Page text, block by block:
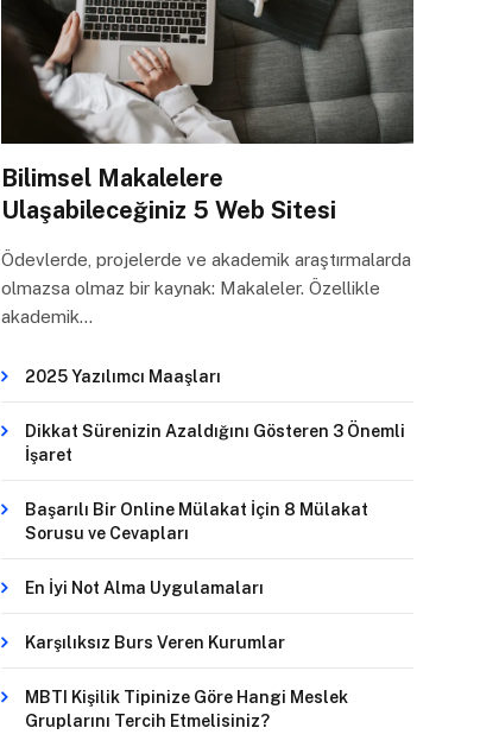
Bilimsel Makalelere
Ulaşabileceğiniz 5 Web Sitesi
Ödevlerde, projelerde ve akademik araştırmalarda
olmazsa olmaz bir kaynak: Makaleler. Özellikle
akademik…
2025 Yazılımcı Maaşları
Dikkat Sürenizin Azaldığını Gösteren 3 Önemli
İşaret
Başarılı Bir Online Mülakat İçin 8 Mülakat
Sorusu ve Cevapları
En İyi Not Alma Uygulamaları
Karşılıksız Burs Veren Kurumlar
MBTI Kişilik Tipinize Göre Hangi Meslek
Gruplarını Tercih Etmelisiniz?